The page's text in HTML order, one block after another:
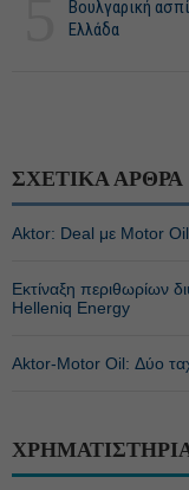
Βουλγαρική
Ελλάδα
ΣΧΕΤΙΚΑ ΑΡΘΡΑ
Aktor: Deal με Motor
Εκτίναξη περιθωρίων
Helleniq Energy
Αktor-Motor Oil: Δύο